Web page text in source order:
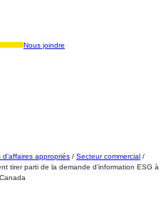
Nous joindre
d’affaires appropriés / Secteur commercial /
tirer parti de la demande d’information ESG à